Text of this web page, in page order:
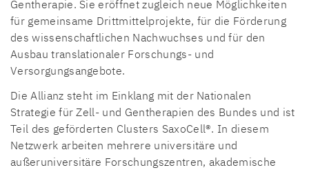
Gentherapie. Sie eröffnet zugleich neue Möglichkeiten
für gemeinsame Drittmittelprojekte, für die Förderung
des wissenschaftlichen Nachwuchses und für den
Ausbau translationaler Forschungs- und
Versorgungsangebote.
Die Allianz steht im Einklang mit der Nationalen
Strategie für Zell- und Gentherapien des Bundes und ist
Teil des geförderten Clusters SaxoCell®. In diesem
Netzwerk arbeiten mehrere universitäre und
außeruniversitäre Forschungszentren, akademische